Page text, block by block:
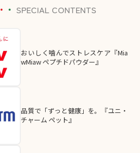
SPECIAL CONTENTS
おいしく噛んでストレスケア『Mia
wMiaw ペプチドパウダー』
品質で「ずっと健康」を。『ユニ・
チャーム ペット』